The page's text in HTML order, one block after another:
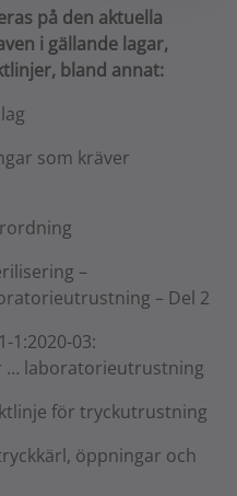
på den aktuella
i gällande lagar,
bland annat:
som kräver
–
– Del 2
1:2020-03:
… laboratorieutrustning
för tryckutrustning
öppningar och